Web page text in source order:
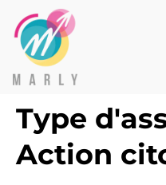
Type
Action